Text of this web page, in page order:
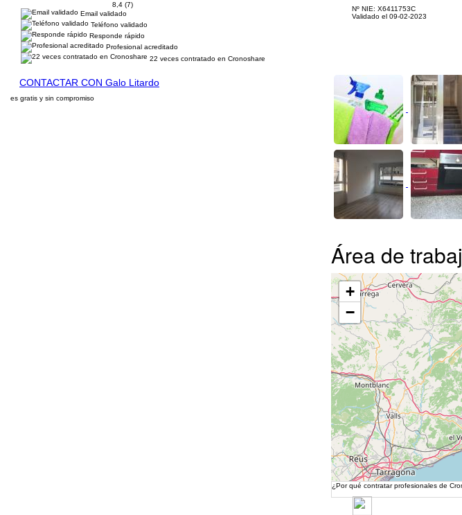
8,4 (7)
Email validado
Teléfono validado
Responde rápido
Profesional acreditado
22 veces contratado en Cronoshare
CONTACTAR CON Galo Litardo
es gratis y sin compromiso
Nº NIE: X6411753C
Validado el 09-02-2023
Área de
+
−
¿Por qué contratar profesionales de